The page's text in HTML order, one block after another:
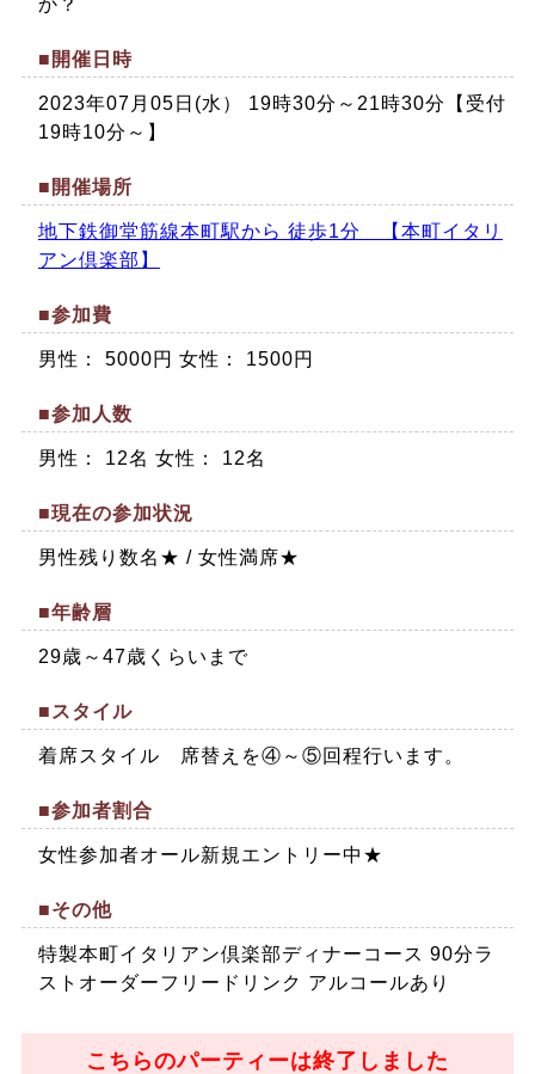
■開催日時
2023年07月05日(水） 19時30分～21時30分【受付
19時10分～】
■開催場所
地下鉄御堂筋線本町駅から 徒歩1分 【本町イタリ
アン倶楽部】
■参加費
男性： 5000円 女性： 1500円
■参加人数
男性： 12名 女性： 12名
■現在の参加状況
男性残り数名★ / 女性満席★
■年齢層
29歳～47歳くらいまで
■スタイル
着席スタイル 席替えを④～⑤回程行います。
■参加者割合
女性参加者オール新規エントリー中★
■その他
特製本町イタリアン倶楽部ディナーコース 90分ラ
ストオーダーフリードリンク アルコールあり
こちらのパーティーは終了しました